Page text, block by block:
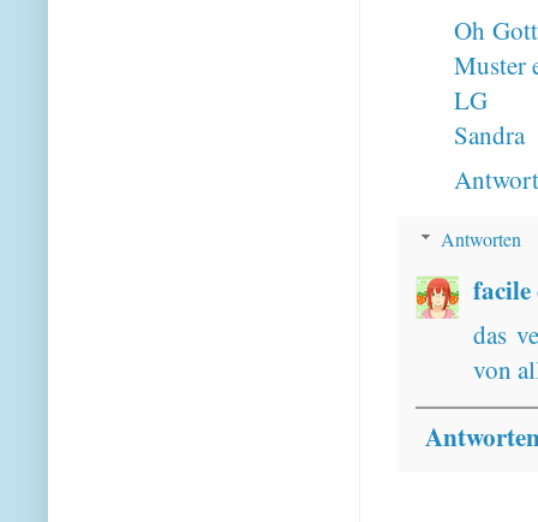
Oh
Muster
LG
Sandra
Antworten
facile
das
von